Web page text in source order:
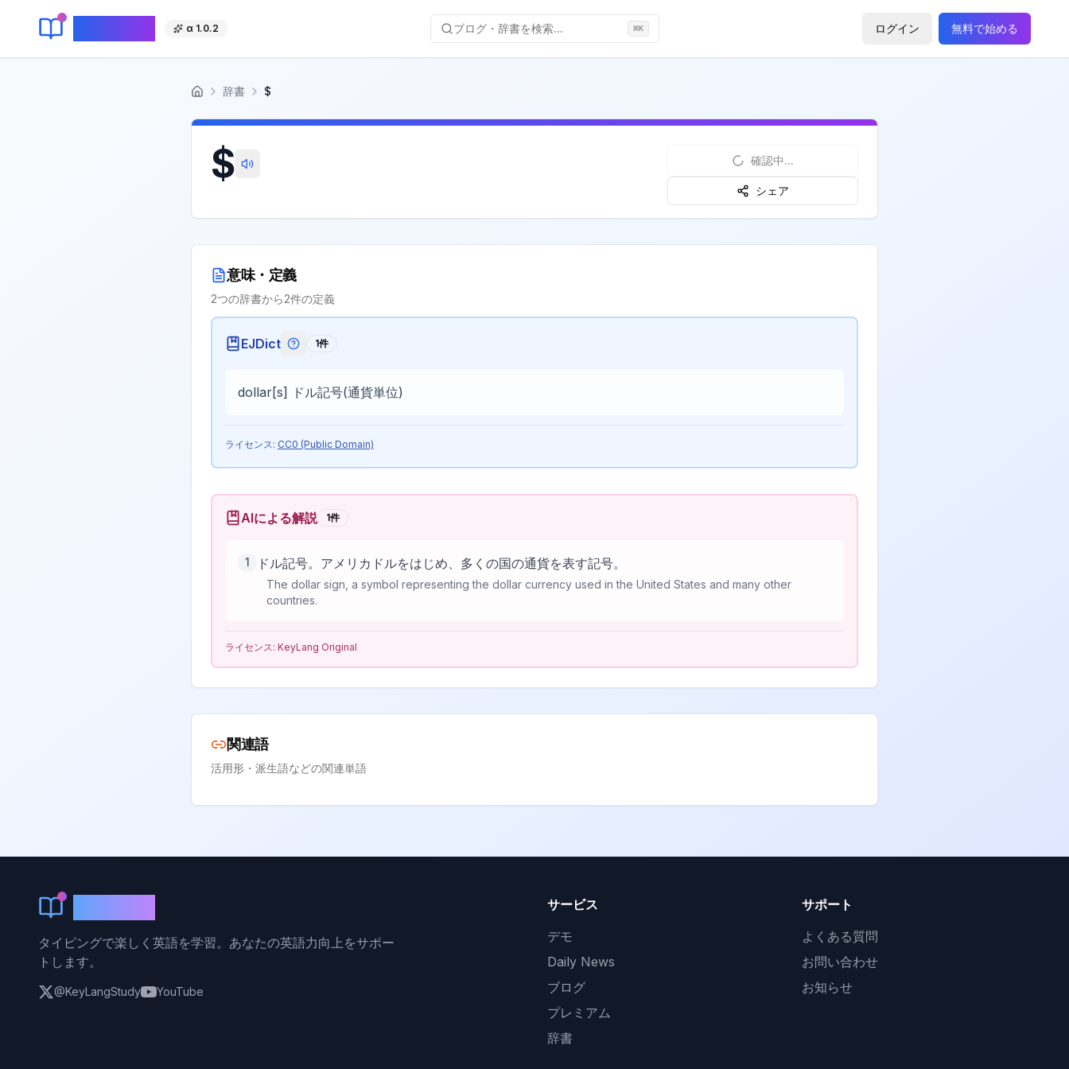
α 1.0.2 ブログ・辞書を検索... ⌘K ログイン 無料で始める
ホーム 辞書 $
$ 確認中...
シェア
意味・定義
2つの辞書から2件の定義
EJDict EJDictの記号説明
1件
dollar[s] ドル記号(通貨単位)
ライセンス: CC0 (Public Domain)
AIによる解説 1件
1 ドル記号。アメリカドルをはじめ、多くの国の通貨を表す記号。
The dollar sign, a symbol representing the dollar currency used in the United States and many other
countries.
ライセンス: KeyLang Original
関連語
活用形・派生語などの関連単語
タイピングで楽しく英語を学習。あなたの英語力向上をサポー
トします。
@KeyLangStudy YouTube
サービス
デモ
Daily News
ブログ
プレミアム
辞書
サポート
よくある質問
お問い合わせ
お知らせ